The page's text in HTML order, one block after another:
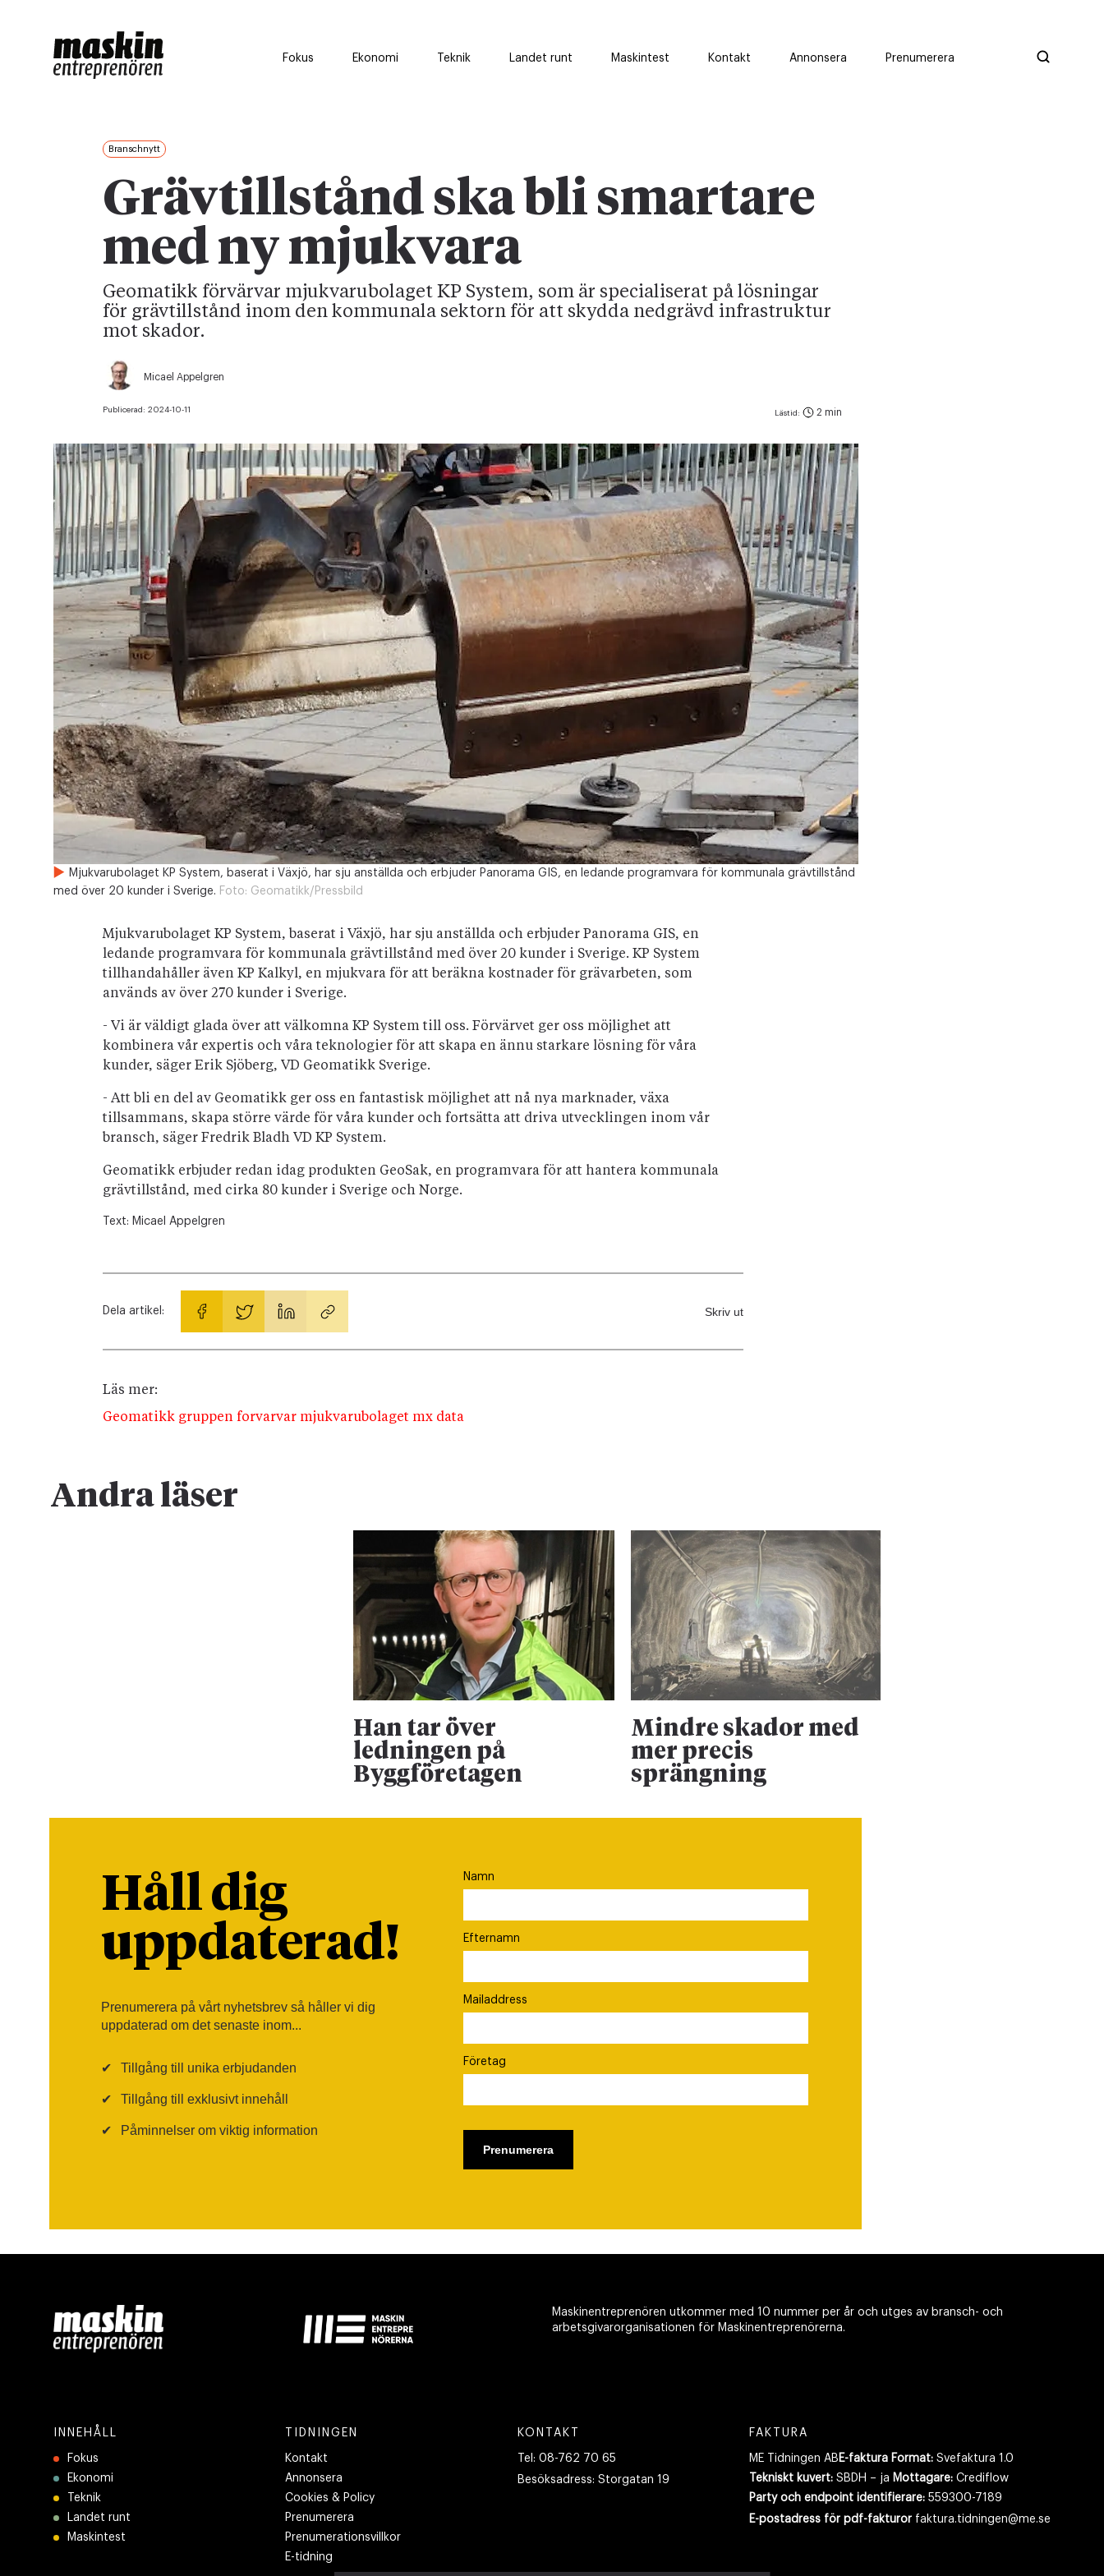
Fokus Ekonomi Teknik Landet runt Maskintest Kontakt Annonsera Prenumerera
Branschnytt
Grävtillstånd ska bli smartare
med ny mjukvara
Geomatikk förvärvar mjukvarubolaget KP System, som är specialiserat på lösningar
för grävtillstånd inom den kommunala sektorn för att skydda nedgrävd infrastruktur
mot skador.
Micael Appelgren
Publicerad: 2024-10-11 Lästid: 2 min
Mjukvarubolaget KP System, baserat i Växjö, har sju anställda och erbjuder Panorama GIS, en ledande programvara för kommunala grävtillstånd
med över 20 kunder i Sverige. Foto: Geomatikk/Pressbild
Mjukvarubolaget KP System, baserat i Växjö, har sju anställda och erbjuder Panorama GIS, en
ledande programvara för kommunala grävtillstånd med över 20 kunder i Sverige. KP System
tillhandahåller även KP Kalkyl, en mjukvara för att beräkna kostnader för grävarbeten, som
används av över 270 kunder i Sverige.
- Vi är väldigt glada över att välkomna KP System till oss. Förvärvet ger oss möjlighet att
kombinera vår expertis och våra teknologier för att skapa en ännu starkare lösning för våra
kunder, säger Erik Sjöberg, VD Geomatikk Sverige.
- Att bli en del av Geomatikk ger oss en fantastisk möjlighet att nå nya marknader, växa
tillsammans, skapa större värde för våra kunder och fortsätta att driva utvecklingen inom vår
bransch, säger Fredrik Bladh VD KP System.
Geomatikk erbjuder redan idag produkten GeoSak, en programvara för att hantera kommunala
grävtillstånd, med cirka 80 kunder i Sverige och Norge.
Text: Micael Appelgren
Dela artikel: Skriv ut
Läs mer:
Geomatikk gruppen forvarvar mjukvarubolaget mx data
Andra läser
Han tar över
ledningen på
Byggföretagen
Mindre skador med
mer precis
sprängning
Håll dig
uppdaterad!
Prenumerera på vårt nyhetsbrev så håller vi dig
uppdaterad om det senaste inom...
✔ Tillgång till unika erbjudanden
✔ Tillgång till exklusivt innehåll
✔ Påminnelser om viktig information
Namn
Efternamn
Mailaddress
Företag
Maskinentreprenören utkommer med 10 nummer per år och utges av bransch- och
arbetsgivarorganisationen för Maskinentreprenörerna.
INNEHÅLL
Fokus
Ekonomi
Teknik
Landet runt
Maskintest
TIDNINGEN
Kontakt
Annonsera
Cookies & Policy
Prenumerera
Prenumerationsvillkor
E-tidning
KONTAKT
Tel: 08-762 70 65
Besöksadress: Storgatan 19
FAKTURA
ME Tidningen AB E-faktura Format:Svefaktura 1.0
Tekniskt kuvert:SBDH – ja Mottagare:Crediflow
Party och endpoint identifierare:559300-7189
E-postadress för pdf-fakturor faktura.tidningen@me.se